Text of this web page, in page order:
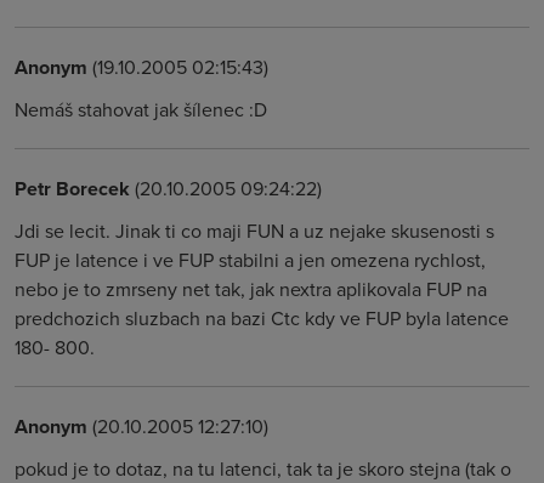
Anonym (19.10.2005 02:15:43)
Nemáš stahovat jak šílenec :D
Petr Borecek (20.10.2005 09:24:22)
Jdi se lecit. Jinak ti co maji FUN a uz nejake skusenosti s
FUP je latence i ve FUP stabilni a jen omezena rychlost,
nebo je to zmrseny net tak, jak nextra aplikovala FUP na
predchozich sluzbach na bazi Ctc kdy ve FUP byla latence
180- 800.
Anonym (20.10.2005 12:27:10)
pokud je to dotaz, na tu latenci, tak ta je skoro stejna (tak o